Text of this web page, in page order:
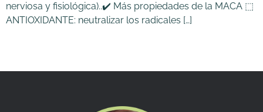
nerviosa y fisiológica)..✔️ Más propiedades de la MACA ⬚
ANTIOXIDANTE: neutralizar los radicales […]